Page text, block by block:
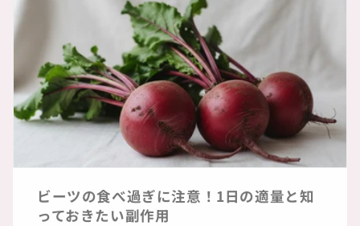
ビーツの食べ過ぎに注意！1日の適量と知
っておきたい副作用